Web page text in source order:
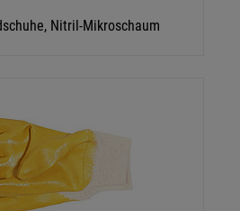
Nitril-Mikroschaum